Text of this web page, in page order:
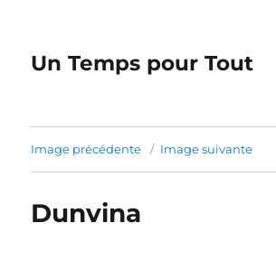
Un Temps pour Tout
Image précédente Image suivante
Dunvina